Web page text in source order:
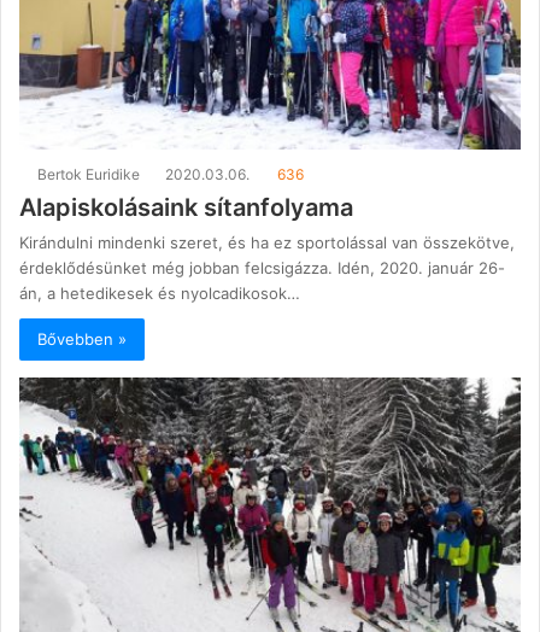
Bertok Euridike 2020.03.06. 636
Alapiskolásaink sítanfolyama
Kirándulni mindenki szeret, és ha ez sportolással van összekötve,
érdeklődésünket még jobban felcsigázza. Idén, 2020. január 26-
án, a hetedikesek és nyolcadikosok…
Bővebben »